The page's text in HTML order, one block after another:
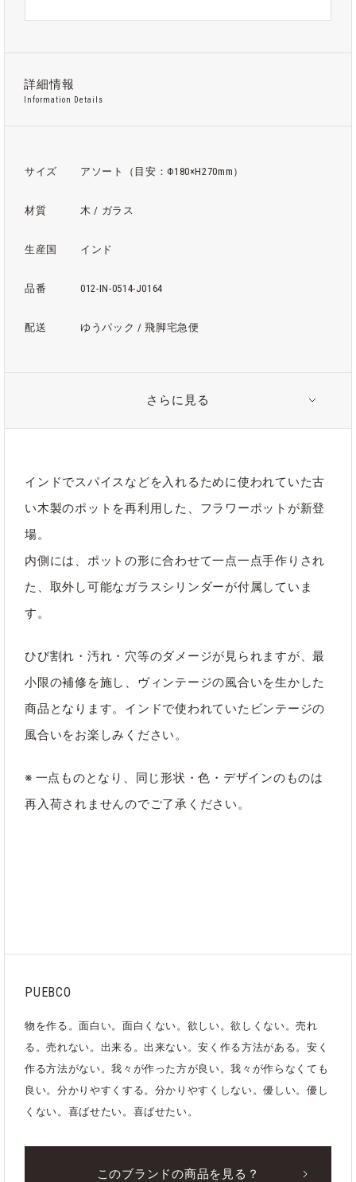
詳細情報
Information Details
サイズ アソート（目安：Φ180×H270mm）
材質 木 / ガラス
生産国 インド
品番 012-IN-0514-J0164
配送 ゆうパック / 飛脚宅急便
※ それぞれのサイズ・形状に合わせて中のガラスシリンダーを
場合がございます。
※ ガラスシリンダーは強化ガラス・耐熱ガラスではありませ
※ 一点ものとなりますので、同じ形状・色・デザインのものは
再入荷されませんのでご了承ください。
#インテリア #ビンテージウッド
さらに見る
インドでスパイスなどを入れるために使われていた古
い木製のポットを再利用した、フラワーポットが新登
場。
内側には、ポットの形に合わせて一点一点手作りされ
た、取外し可能なガラスシリンダーが付属していま
す。
ひび割れ・汚れ・穴等のダメージが見られますが、最
小限の補修を施し、ヴィンテージの風合いを生かした
商品となります。インドで使われていたビンテージの
風合いをお楽しみください。
※ 一点ものとなり、同じ形状・色・デザインのものは
再入荷されませんのでご了承ください。
PUEBCO
物を作る。面白い。面白くない。欲しい。欲しくない。売れ
る。売れない。出来る。出来ない。安く作る方法がある。安く
作る方法がない。我々が作った方が良い。我々が作らなくても
良い。分かりやすくする。分かりやすくしない。優しい。優し
くない。喜ばせたい。喜ばせたい。
このブランドの商品を見る？